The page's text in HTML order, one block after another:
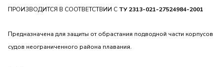
ПРОИЗВОДИТСЯ В СООТВЕТСТВИИ С ТУ 2313-021-27524984-2001
Предназначена для защиты от обрастания подводной части корпусов
судов неограниченного района плавания.